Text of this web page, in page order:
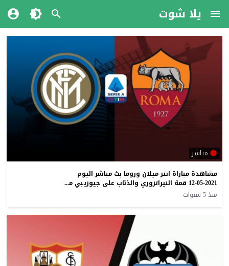
يلا شوت
مباشر
مشاهدة مباراة انتر ميلان وروما بث مباشر اليوم
12-05-2021 قمة النيراتزوري والذئاب على جيوزيبي مياتزا
منذ 5 سنوات